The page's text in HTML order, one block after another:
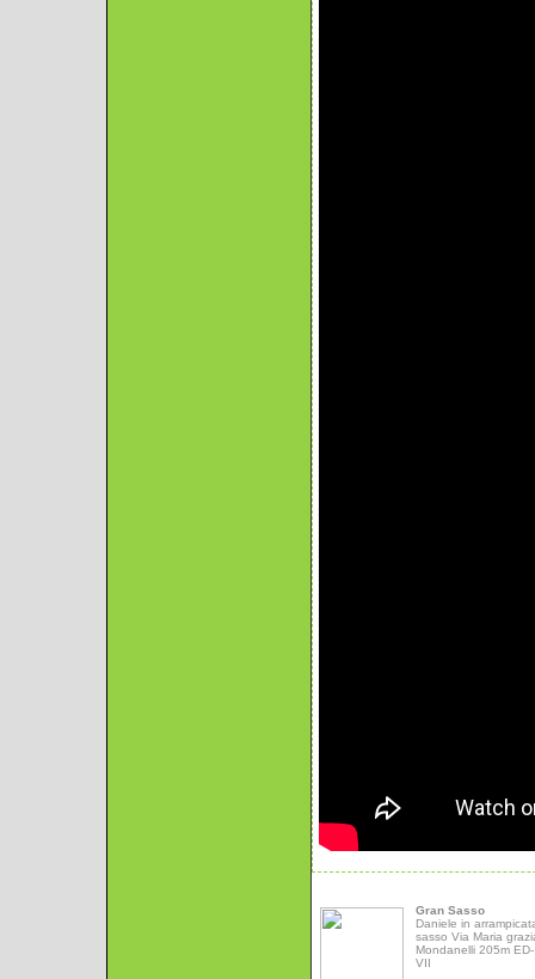
Gran Sasso
Daniele in
sasso Via Maria
Mondanelli 205m
VII